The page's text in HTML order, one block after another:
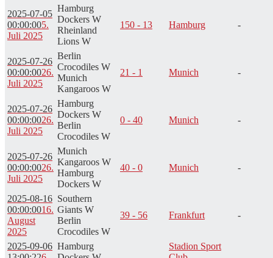
2025-07-05
00:00:005.
Juli 2025
Hamburg
Dockers W
Rheinland
Lions W
150 - 13 Hamburg -
2025-07-26
00:00:0026.
Juli 2025
Berlin
Crocodiles W
Munich
Kangaroos W
21 - 1 Munich -
2025-07-26
00:00:0026.
Juli 2025
Hamburg
Dockers W
Berlin
Crocodiles W
0 - 40 Munich -
2025-07-26
00:00:0026.
Juli 2025
Munich
Kangaroos W
Hamburg
Dockers W
40 - 0 Munich -
2025-08-16
00:00:0016.
August
2025
Southern
Giants W
Berlin
Crocodiles W
39 - 56 Frankfurt -
2025-09-06 Hamburg
Stadion Sport